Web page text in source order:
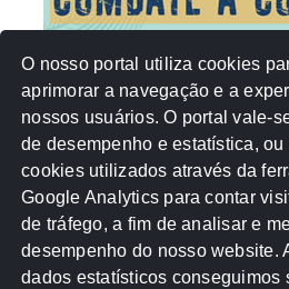
NUVEM DE TAGS
Acontece na Rede AGU
Atricon Audicom CAU-
CREA-MT Eventos
O nosso portal utiliza cookies
aprimorar a navegação e a
nossos usuários. O portal vale-
de desempenho e estatística, ou
cookies utilizados através da
Google Analytics para contar
de tráfego, a fim de analisar e
desempenho do nosso website.
dados estatísticos conseguimos